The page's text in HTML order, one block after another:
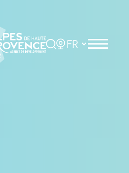
Rechercher
Choisir la langue